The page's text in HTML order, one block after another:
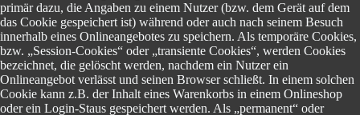
primär dazu, die Angaben zu einem Nutzer (bzw. dem Gerät auf dem
das Cookie gespeichert ist) während oder auch nach seinem Besuch
innerhalb eines Onlineangebotes zu speichern. Als temporäre Cookies,
bzw. „Session-Cookies“ oder „transiente Cookies“, werden Cookies
bezeichnet, die gelöscht werden, nachdem ein Nutzer ein
Onlineangebot verlässt und seinen Browser schließt. In einem solchen
Cookie kann z.B. der Inhalt eines Warenkorbs in einem Onlineshop
oder ein Login-Staus gespeichert werden. Als „permanent“ oder